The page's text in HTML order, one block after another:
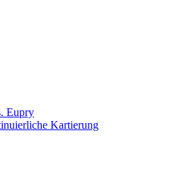
Eupry
Kartierung